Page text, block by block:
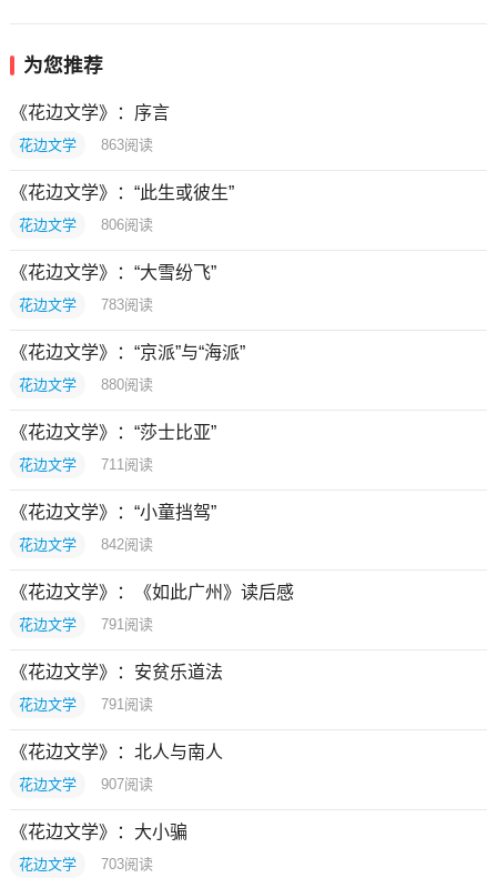
为您推荐
《花边文学》：序言
花边文学 863阅读
《花边文学》：“此生或彼生”
花边文学 806阅读
《花边文学》：“大雪纷飞”
花边文学 783阅读
《花边文学》：“京派”与“海派”
花边文学 880阅读
《花边文学》：“莎士比亚”
花边文学 711 阅读
《花边文学》：“小童挡驾”
花边文学 842阅读
《花边文学》：《如此广州》读后感
花边文学 791 阅读
《花边文学》：安贫乐道法
花边文学 791 阅读
《花边文学》：北人与南人
花边文学 907阅读
《花边文学》：大小骗
花边文学 703阅读